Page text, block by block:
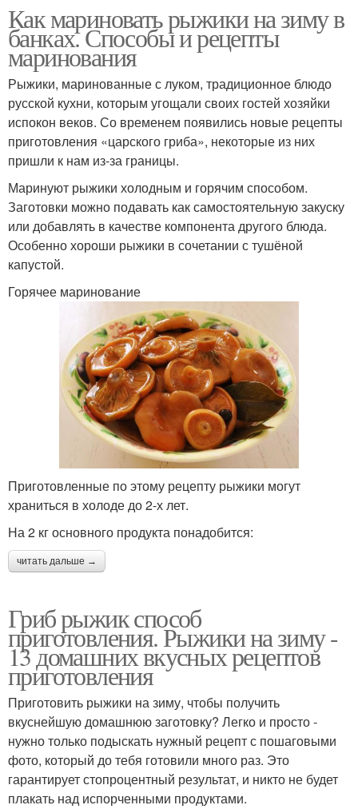
Как мариновать рыжики на зиму в
банках. Способы и рецепты
маринования
Рыжики, маринованные с луком, традиционное блюдо
русской кухни, которым угощали своих гостей хозяйки
испокон веков. Со временем появились новые рецепты
приготовления «царского гриба», некоторые из них
пришли к нам из-за границы.
Маринуют рыжики холодным и горячим способом.
Заготовки можно подавать как самостоятельную закуску
или добавлять в качестве компонента другого блюда.
Особенно хороши рыжики в сочетании с тушёной
капустой.
Горячее маринование
Приготовленные по этому рецепту рыжики могут
храниться в холоде до 2-х лет.
На 2 кг основного продукта понадобится:
читать дальше →
Гриб рыжик способ
приготовления. Рыжики на зиму -
13 домашних вкусных рецептов
приготовления
Приготовить рыжики на зиму, чтобы получить
вкуснейшую домашнюю заготовку? Легко и просто -
нужно только подыскать нужный рецепт с пошаговыми
фото, который до тебя готовили много раз. Это
гарантирует стопроцентный результат, и никто не будет
плакать над испорченными продуктами.